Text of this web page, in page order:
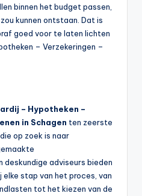
binnen het budget passen,
kunnen ontstaan. Dat is
goed voor te laten lichten
– Verzekeringen –
– Hypotheken –
in Schagen ten zeerste
op zoek is naar
deskundige adviseurs bieden
stap van het proces, van
tot het kiezen van de